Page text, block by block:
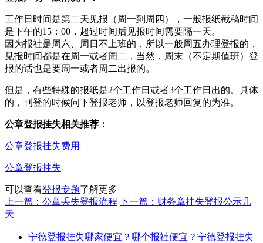
工作日时间是第二天见报（周一到周四），一般报纸截稿时间
是下午的15：00，超过时间后见报时间需要隔一天。
因为报社是周六、周日不上班的，所以一般周五办理登报的，
见报时间都是在周一或者周二，当然，周末（不定期值班）登
报的话也是要周一或者周二出报的。
但是，有些特殊的报纸是2个工作日或者3个工作日出的。具体
的，刊登的时候问下登报老师，以登报老师回复的为准。
公章登报挂失相关推荐：
公章登报挂失费用
公章登报挂失
可以查看登报专题了解更多
上一篇：公章丢失登报流程 下一篇：财务章挂失登报公示几
天
宁德登报挂失哪家便宜？哪个报社便宜？宁德登报挂失